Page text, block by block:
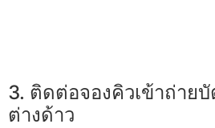
3. ติดต่อจองคิวเข้าถ่าย
ต่างด้าว